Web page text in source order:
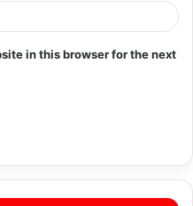
in this browser for the next